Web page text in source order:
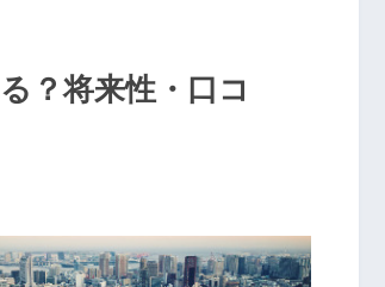
？将来性・口コ